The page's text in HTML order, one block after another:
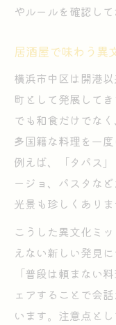
居酒屋の
伝統と革
居酒屋を
歴史ある
やルールを確認して
居酒屋で味わう異
横浜市中区は開港
町として発展して
でも和食だけでな
多国籍な料理を一
例えば、「タパス
ージョ、パスタな
光景も珍しくありま
こうした異文化ミ
えない新しい発見
「普段は頼まない
ェアすることで会
います。注意点と